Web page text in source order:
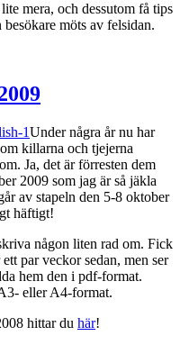
mera, och dessutom få tips
möts av felsidan.
Under några år nu har
killarna och tjejerna
Ja, det är förresten dem
2009 som jag är så jäkla
av stapeln den 5-8 oktober
häftigt!
någon liten rad om. Fick
par veckor sedan, men ser
hem den i pdf-format.
eller A4-format.
hittar du här!